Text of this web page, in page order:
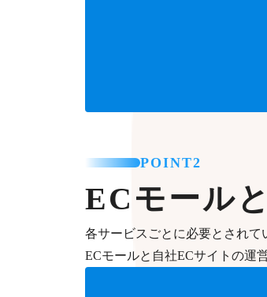
POINT2
ECモール
各サービスごとに必要とされて
ECモールと自社ECサイトの運